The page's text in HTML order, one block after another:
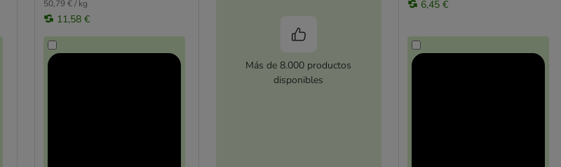
50,79 € / kg
11,58 €
Más de 8.000 productos
disponibles
6,45 €